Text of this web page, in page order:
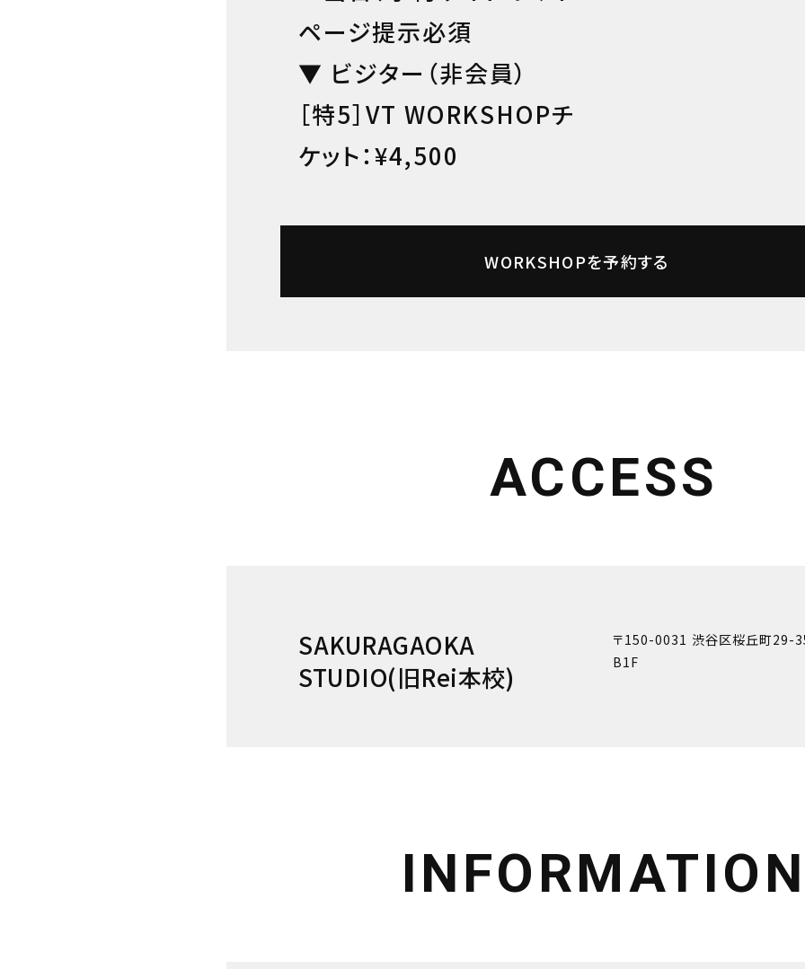
ページ提示必須
▼ ビジター（非会員）
［特5］VT WORKSHOPチ
ケット：¥4,500
WORKSHOPを予約する
ACCESS
SAKURAGAOKA
STUDIO(旧Rei本校)
〒150-0031 渋谷区桜丘町29-
B1F
INFORMATION